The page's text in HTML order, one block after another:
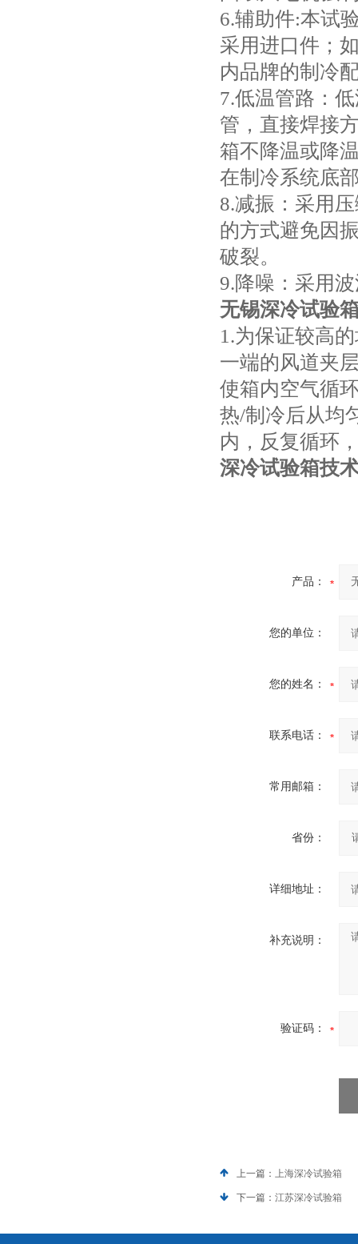
6.辅助件:本试
采用进口件；
内品牌的制冷
7.低温管路：
管，直接焊接
箱不降温或降
在制冷系统底
8.减振：采用
的方式避免因
破裂。
9.降噪：采用
无锡深冷试验
1.为保证较高
一端的风道夹
使箱内空气循
热/制冷后从均
内，反复循环
深冷试验箱技
产品：
您的单位：
您的姓名：
联系电话：
常用邮箱：
省份：
详细地址：
补充说明：
验证码：
上一篇： 上海深冷试验箱
下一篇： 江苏深冷试验箱